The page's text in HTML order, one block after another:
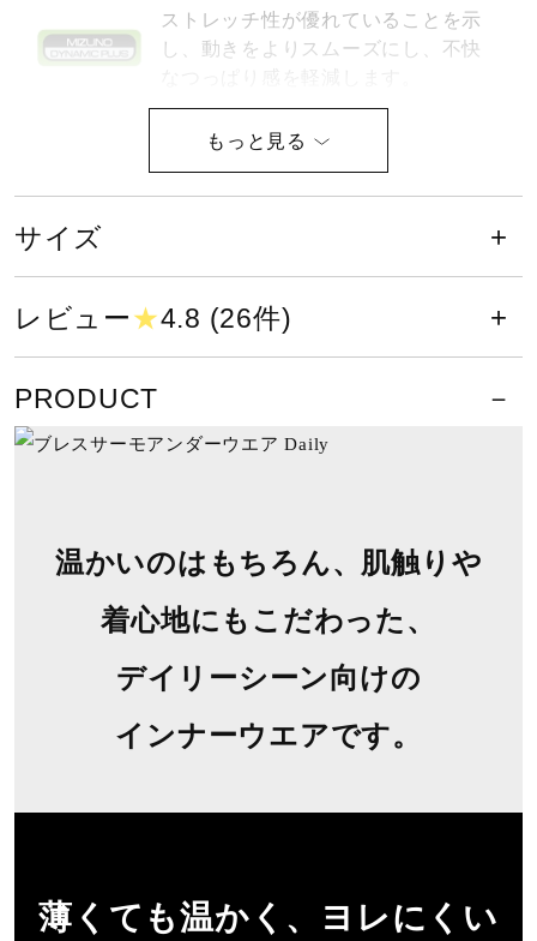
取扱店一覧
ストレッチ性が優れていることを示
し、動きをよりスムーズにし、不快
液温は40℃を限度とし、洗濯機で弱
い洗濯ができる
塩素系及び酸素系漂白剤の使用禁止
タンブル乾燥禁止
底面温度120℃を限度としてアイロ
ドライクリーニング禁止
サイズ
レビュー★4.8 (26件)
PRODUCT
温かいのはもちろん、肌触りや
着⼼地にもこだわった、
デイリーシーン向けの
インナーウエアです。
薄くても温かく、ヨレにくい